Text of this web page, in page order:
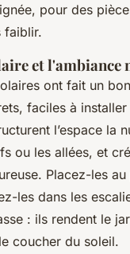
pour des
faiblir.
et l'ambiance
ont fait un
faciles à
l’espace la
ou les allées, et
Placez-les
les dans les
: ils rendent le
coucher du soleil.